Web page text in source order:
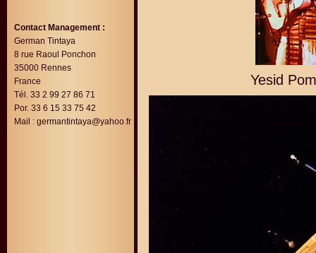
Contact Management :
German Tintaya
8 rue Raoul Ponchon
35000 Rennes
France
Tél. 33 2 99 27 86 71
Por. 33 6 15 33 75 42
Mail : germantintaya@yahoo.fr
Yesid